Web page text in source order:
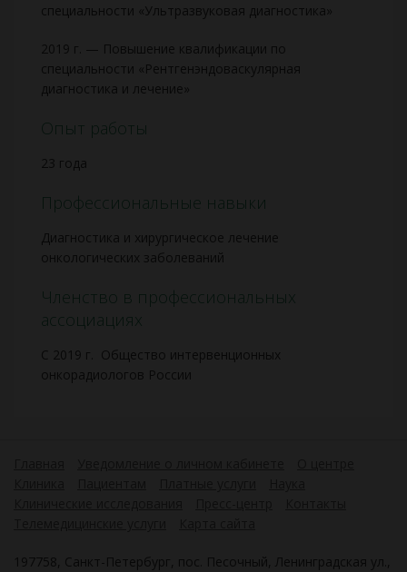
специальности «Ультразвуковая диагностика»
2019 г. — Повышение квалификации по
специальности «Рентгенэндоваскулярная
диагностика и лечение»
Опыт работы
23 года
Профессиональные навыки
Диагностика и хирургическое лечение
онкологических заболеваний
Членство в профессиональных
ассоциациях
С 2019 г. Общество интервенционных
онкорадиологов России
197758, Санкт-Петербург, пос. Песочный, Ленинградская ул.,